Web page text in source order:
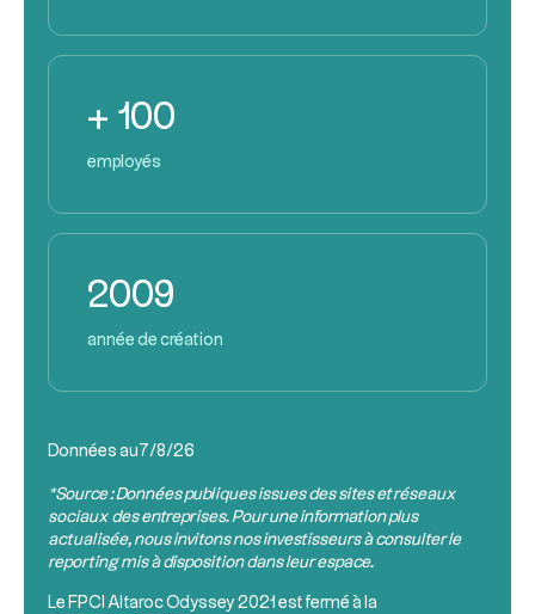
+ 100
employés
2009
année de création
Données au 7/8/26
*Source : Données publiques issues des sites et réseaux
sociaux des entreprises. Pour une information plus
actualisée, nous invitons nos investisseurs à consulter le
reporting mis à disposition dans leur espace.
Le FPCI Altaroc Odyssey 2021 est fermé à la